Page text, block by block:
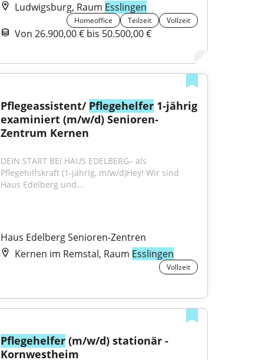
Ludwigsburg, Raum Esslingen
Homeoffice Teilzeit Vollzeit
Von 26.900,00 € bis 50.500,00 €
Pflegeassistent/ Pflegehelfer 1-jährig
examiniert (m/w/d) Senioren-
Zentrum Kernen
DEIN START BEI HAUS EDELBERG– als
Pflegehilfskraft (1-jährig, m/w/d)Hey! Wir sind
Haus Edelberg und...
Haus Edelberg Senioren-Zentren
Kernen im Remstal, Raum Esslingen
Vollzeit
Pflegehelfer (m/w/d) stationär -
Kornwestheim